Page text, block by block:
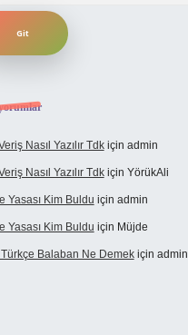
Nasıl Yazılır Tdkiçin admin
Nasıl Yazılır Tdkiçin YörükAli
Yasası Kim Buldu için admin
Yasası Kim Buldu için Müjde
Türkçe Balaban Ne Demekiçin admin